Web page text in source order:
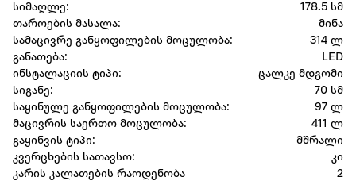
სიმაღლე:
178.5 სმ
თაროების მასალა:
მინა
სამაცივრე განყოფილების მოცულობა:
314 ლ
განათება:
LED
ინსტალაციის ტიპი:
ცალკე მდგომი
სიგანე:
70 სმ
საყინულე განყოფილების მოცულობა:
97 ლ
მაცივრის საერთო მოცულობა:
411 ლ
გაყინვის ტიპი:
მშრალი
კვერცხების სათავსო:
კი
კარის კალათების რაოდენობა
2